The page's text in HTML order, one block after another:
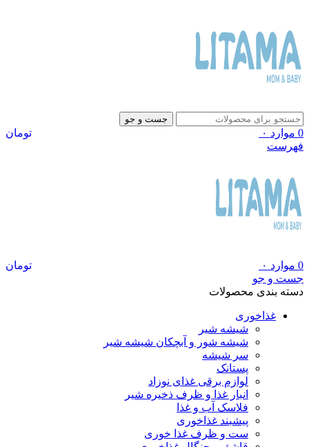
جست و جو
0 موارد ۰
تومان
فهرست
0 موارد ۰
تومان
جست و جو
دسته بندی محصولات
غذاخوری
شیشه شیر
شیشه ‌شور و آبچکان شیشه‌ شیر
سر شیشه
پستانک
لوازم برقی غذای نوزاد
انبار غذا و ظرف ذخیره شیر
فلاسک آب و غذا
پیشبند غذاخوری
ست و ظرف غذا خوری